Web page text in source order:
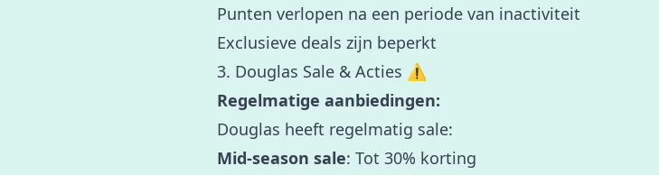
Punten verlopen na een periode van inactiviteit
Exclusieve deals zijn beperkt
3. Douglas Sale & Acties ⚠️
Regelmatige aanbiedingen:
Douglas heeft regelmatig sale:
Mid-season sale: Tot 30% korting